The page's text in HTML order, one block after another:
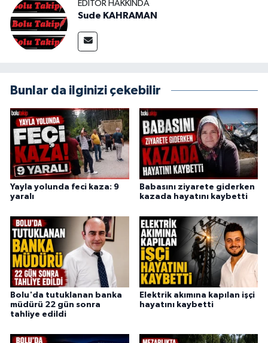
EDITÖR HAKKINDA
Sude KAHRAMAN
Bunlar da ilginizi çekebilir
Yayla yolunda feci kaza: 9
yaralı
Babasını ziyarete giderken
kazada hayatını kaybetti
Bolu'da tutuklanan banka
müdürü 22 gün sonra
tahliye edildi
Elektrik akımına kapılan işçi
hayatını kaybetti